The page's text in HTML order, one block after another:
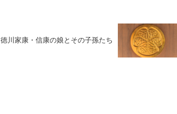
徳川家康・信康の娘とその子孫たち